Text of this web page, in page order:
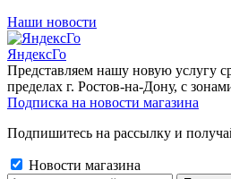
Наши новости
ЯндексГо
Представляем нашу новую услугу
пределах г. Ростов-на-Дону, с
Подписка на новости магазина
Подпишитесь на рассылку и
Новости магазина